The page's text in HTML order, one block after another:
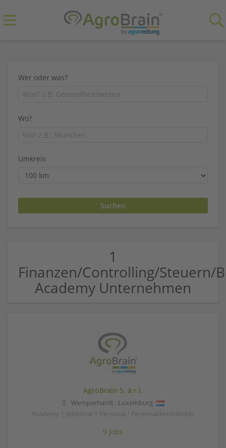
Wer oder was?
Wo?
Umkreis
1
Finanzen/Controlling/Steuern/
Academy Unternehmen
AgroBrain S. à r.l.
Wemperhardt , Luxemburg
Academy | Jobbörse | Personal / Personaldienstleister
9 Jobs